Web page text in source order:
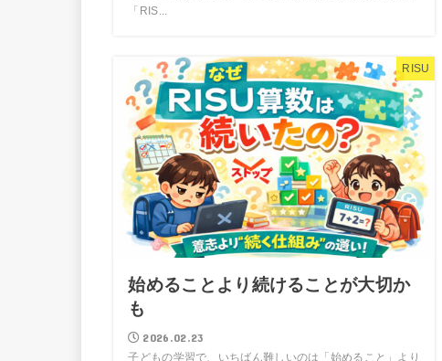
「RIS...
RISU
始めることより続けることが大切か
も
2026.02.23
子どもの学習で、いちばん難しいのは「始めること」より